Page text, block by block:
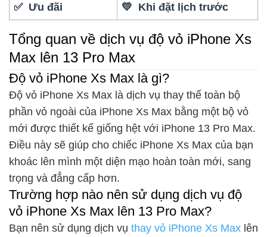
✅ Ưu đãi 💛 Khi đặt lịch trước
Tổng quan về dịch vụ độ vỏ iPhone Xs
Max lên 13 Pro Max
Độ vỏ iPhone Xs Max là gì?
Độ vỏ iPhone Xs Max là dịch vụ thay thế toàn bộ
phần vỏ ngoài của iPhone Xs Max bằng một bộ vỏ
mới được thiết kế giống hệt với iPhone 13 Pro Max.
Điều này sẽ giúp cho chiếc iPhone Xs Max của bạn
khoác lên mình một diện mạo hoàn toàn mới, sang
trọng và đẳng cấp hơn.
Trường hợp nào nên sử dụng dịch vụ độ
vỏ iPhone Xs Max lên 13 Pro Max?
Bạn nên sử dụng dịch vụ thay vỏ iPhone Xs Max lên